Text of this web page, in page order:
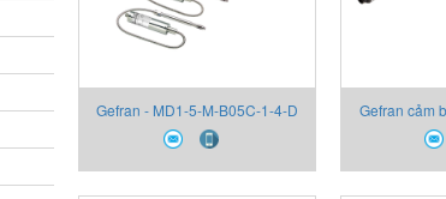
Gefran - MD1-5-M-B05C-1-4-D
2130X004X00 cảm biến áp suất
Gefran
Gefran cảm
chảy -